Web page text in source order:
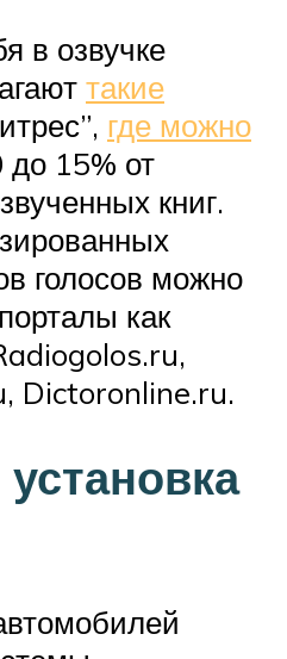
в озвучке
такие
где можно
до 15% от
книг.
голосов можно
как
Dictoronline.ru.